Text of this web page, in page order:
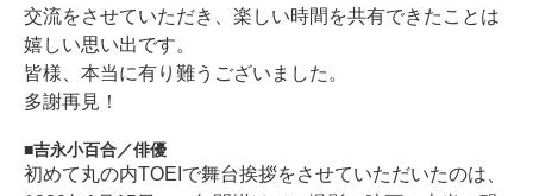
交流をさせていただき、楽しい時間を共有できたことは
嬉しい思い出です。
皆様、本当に有り難うございました。
多謝再見！
吉永小百合／俳優
初めて丸の内TOEIで舞台挨拶をさせていただいたのは、